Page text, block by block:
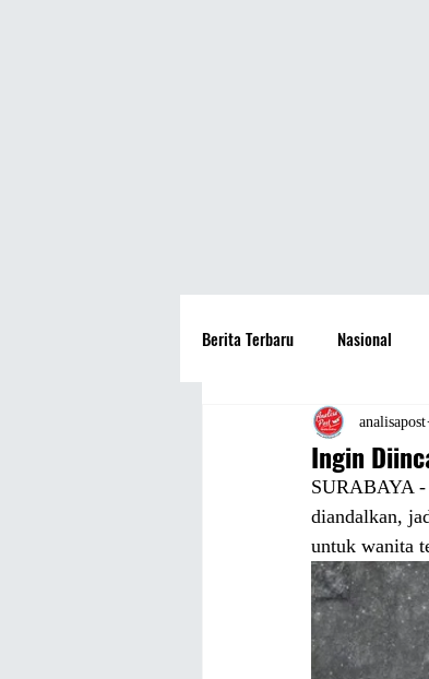
Berita Terbaru Nasional
Travel
Film
Pendidikan
Ingin
analisapost
SURABAYA -
diandalkan,
untuk wanita